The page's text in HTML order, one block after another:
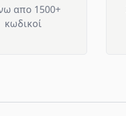
απο 1500+
κωδικοί